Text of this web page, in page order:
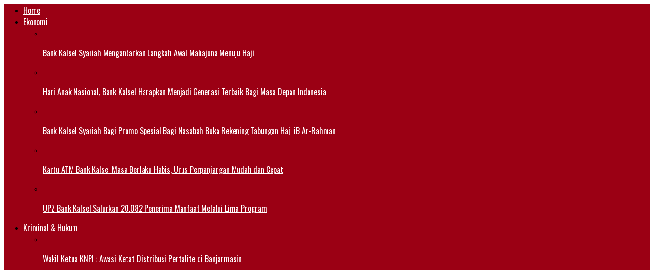
Home
Ekonomi
Bank Kalsel Syariah Mengantarkan Langkah Awal Mahajuna Menuju Haji
Hari Anak Nasional, Bank Kalsel Harapkan Menjadi Generasi Terbaik Bagi Masa Depan Indonesia
Bank Kalsel Syariah Bagi Promo Spesial Bagi Nasabah Buka Rekening Tabungan Haji iB Ar-Rahman
Kartu ATM Bank Kalsel Masa Berlaku Habis, Urus Perpanjangan Mudah dan Cepat
UPZ Bank Kalsel Salurkan 20.082 Penerima Manfaat Melalui Lima Program
Kriminal & Hukum
Wakil Ketua KNPI : Awasi Ketat Distribusi Pertalite di Banjarmasin